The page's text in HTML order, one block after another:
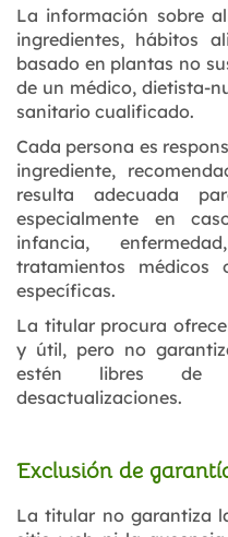
La información sobre
ingredientes, hábitos
basado en plantas no
de un médico, dietista-
sanitario cualificado.
Cada persona es
ingrediente,
resulta adecuada
especialmente en
infancia,
tratamientos médicos
específicas.
La titular procura
y útil, pero no
estén libres de
desactualizaciones.
Exclusión de
La titular no garantiza